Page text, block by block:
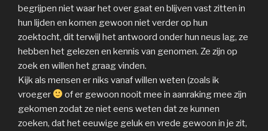
begrijpen niet waar het over gaat en blijven vast zitten in
hun lijden en komen gewoon niet verder op hun
zoektocht, dit terwijl het antwoord onder hun neus lag, ze
hebben het gelezen en kennis van genomen. Ze zijn op
zoek en willen het graag vinden.
Kijk als mensen er niks vanaf willen weten (zoals ik
vroeger
of er gewoon nooit mee in aanraking mee zijn
gekomen zodat ze niet eens weten dat ze kunnen
zoeken, dat het eeuwige geluk en vrede gewoon in je zit,